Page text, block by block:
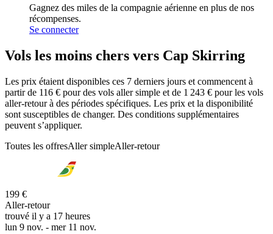
Gagnez des miles de la compagnie aérienne en plus de nos
récompenses.
Se connecter
Vols les moins chers vers Cap Skirring
Les prix étaient disponibles ces 7 derniers jours et commencent à
partir de 116 € pour des vols aller simple et de 1 243 € pour les vols
aller-retour à des périodes spécifiques. Les prix et la disponibilité
sont susceptibles de changer. Des conditions supplémentaires
peuvent s’appliquer.
Toutes les offresAller simpleAller-retour
199 €
Aller-retour
trouvé il y a 17 heures
lun 9 nov. - mer 11 nov.